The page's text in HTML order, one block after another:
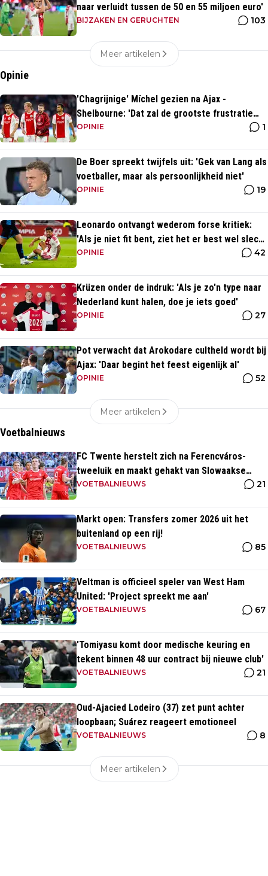
naar verluidt tussen de 50 en 55 miljoen euro'
BIJZAKEN EN GERUCHTEN 103
Meer artikelen
Opinie
'Chagrijnige' Míchel gezien na Ajax -
Shelbourne: 'Dat zal de grootste frustratie
zijn'
OPINIE 1
De Boer spreekt twijfels uit: 'Gek van Lang als
voetballer, maar als persoonlijkheid niet'
OPINIE 19
Leonardo ontvangt wederom forse kritiek:
'Als je niet fit bent, ziet het er best wel slecht
uit'
OPINIE 42
Krüzen onder de indruk: 'Als je zo'n type naar
Nederland kunt halen, doe je iets goed'
OPINIE 27
Pot verwacht dat Arokodare cultheld wordt bij
Ajax: 'Daar begint het feest eigenlijk al'
OPINIE 52
Meer artikelen
Voetbalnieuws
FC Twente herstelt zich na Ferencváros-
tweeluik en maakt gehakt van Slowaakse
opponent
VOETBALNIEUWS 21
Markt open: Transfers zomer 2026 uit het
buitenland op een rij!
VOETBALNIEUWS 85
Veltman is officieel speler van West Ham
United: 'Project spreekt me aan'
VOETBALNIEUWS 67
'Tomiyasu komt door medische keuring en
tekent binnen 48 uur contract bij nieuwe club'
VOETBALNIEUWS 21
Oud-Ajacied Lodeiro (37) zet punt achter
loopbaan; Suárez reageert emotioneel
VOETBALNIEUWS 8
Meer artikelen